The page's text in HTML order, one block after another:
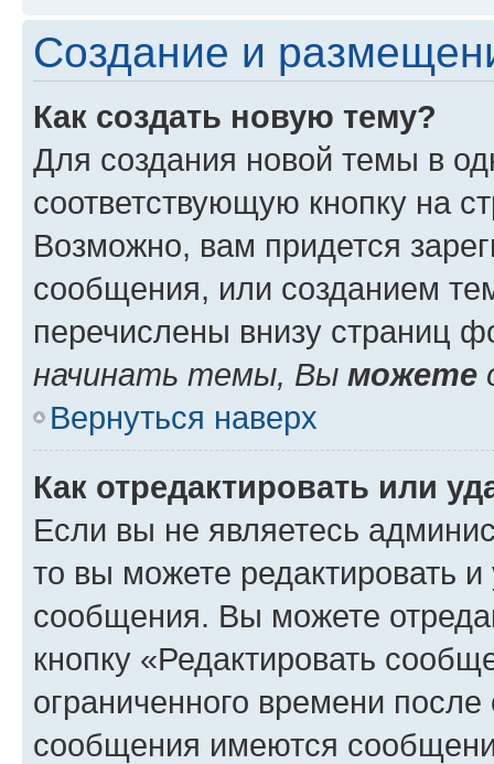
Создание и
Как создать новую тему?
Для создания новой темы в
соответствующую кнопку на
Возможно, вам придется
сообщения, или созданием
перечислены внизу страниц
начинать темы, Вы можете
Вернуться наверх
Как отредактировать или
Если вы не являетесь
то вы можете редактировать
сообщения. Вы можете
кнопку «Редактировать
ограниченного времени
сообщения имеются